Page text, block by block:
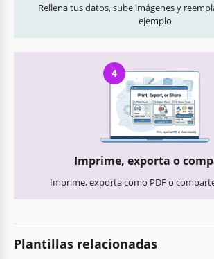
Rellena tus datos, sube imágenes y
ejemplo
4
Imprime, exporta o
Imprime, exporta como PDF o
Plantillas relacionadas